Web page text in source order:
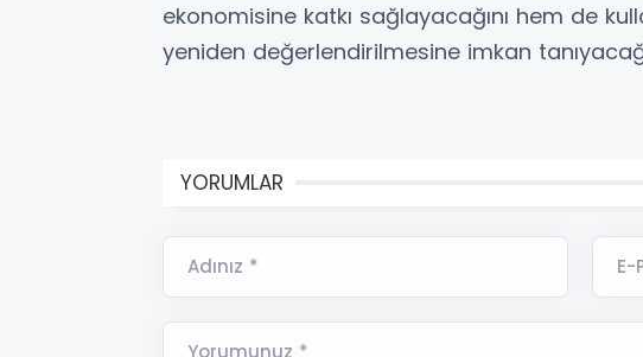
ekonomisine katkı sağlayacağını hem de
yeniden değerlendirilmesine imkan
YORUMLAR
Adınız * E-